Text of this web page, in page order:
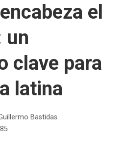
el
un
clave para
latina
Bastidas
85